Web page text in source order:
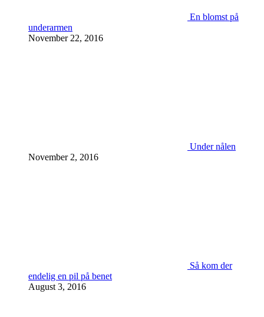
En blomst på
underarmen
November 22, 2016
Under nålen
November 2, 2016
Så kom der
endelig en pil på benet
August 3, 2016